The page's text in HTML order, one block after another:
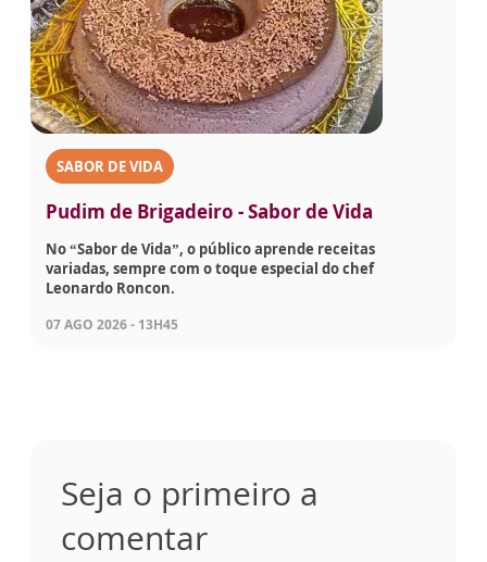
SABOR DE VIDA
Pudim de Brigadeiro - Sabor de Vida
No “Sabor de Vida”, o público aprende receitas
variadas, sempre com o toque especial do chef
Leonardo Roncon.
07 AGO 2026 - 13H45
Seja o primeiro a
comentar